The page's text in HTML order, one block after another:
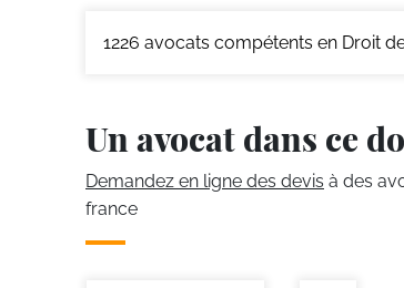
1226 avocats compétents en Droit
Un avocat dans ce
Demandez en ligne des devis à des
france